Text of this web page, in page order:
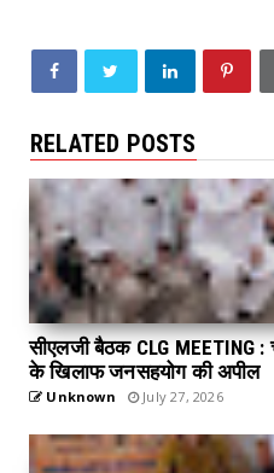
RELATED POSTS
सीएलजी बैठक CLG MEETING
के खिलाफ जनसहयोग की अपील
Unknown July 27, 2026